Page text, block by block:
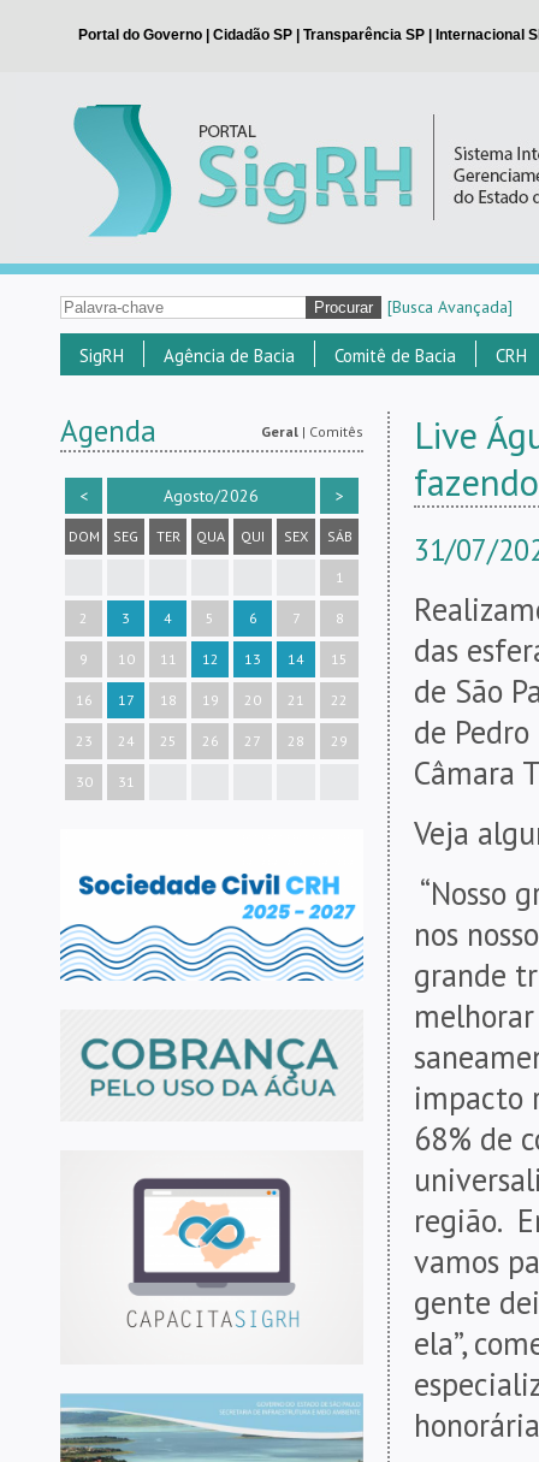
[Busca Avançada]
SigRH Agência de Bacia Comitê de Bacia CRH
Agenda Geral | Comitês
< Agosto/2026 >
DOM SEG TER QUA QUI SEX SÁB
1
2 3 4 5 6 7 8
9 10 11 12 13 14 15
16 17 18 19 20 21 22
23 24 25 26 27 28 29
30 31
Live
31/07/
das
de São
de
Câmara
Veja
“Nosso
nos
grande
impacto
68% de
região.
vamos
gente
ela”,